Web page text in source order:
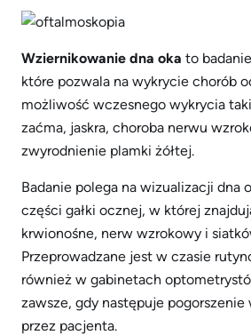
Wziernikowanie dna oka to
które pozwala na wykrycie chorób
możliwość wczesnego wykrycia
zaćma, jaskra, choroba nerwu
zwyrodnienie plamki żółtej.
Badanie polega na wizualizacji dna
części gałki ocznej, w której
krwionośne, nerw wzrokowy i
Przeprowadzane jest w czasie
również w gabinetach
zawsze, gdy następuje pogorszenie
przez pacjenta.